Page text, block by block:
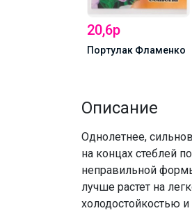
20,6р
Портулак Фламенко
Описание
Однолетнее,
на концах стеблей
неправильной
лучше растет на
холодостойкостью